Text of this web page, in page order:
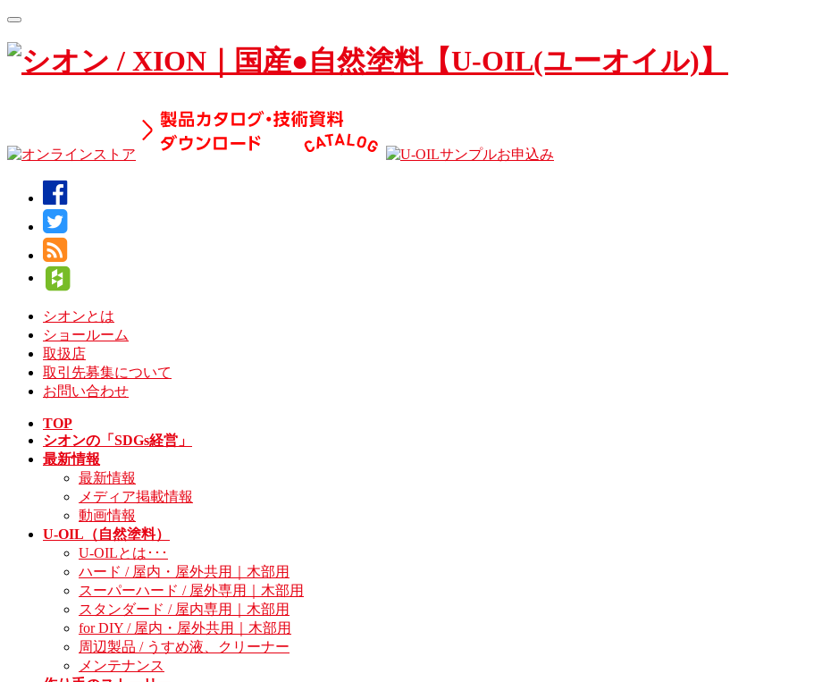
Toggle
navigation
シオンとは
ショールーム
取扱店
取引先募集について
お問い合わせ
TOP
シオンの「SDGs経営」
最新情報
最新情報
メディア掲載情報
動画情報
U-OIL（自然塗料）
U-OILとは･･･
ハード / 屋内・屋外共用｜木部用
スーパーハード / 屋外専用｜木部用
スタンダード / 屋内専用｜木部用
for DIY / 屋内・屋外共用｜木部用
周辺製品 / うすめ液、クリーナー
メンテナンス